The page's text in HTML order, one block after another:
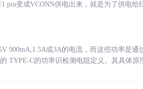
pin变成VCONN供电出来，就是为了供电给
900mA,1.5A或3A的电流，而这些功率是
TYPE-C的功率识检测电阻定义。其具体